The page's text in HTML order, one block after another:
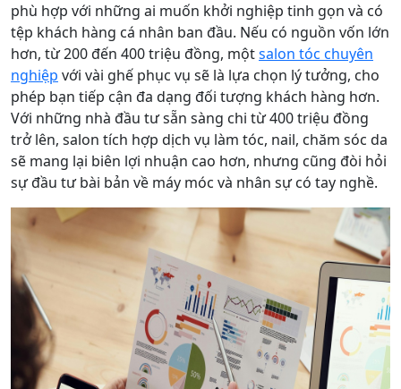
phù hợp với những ai muốn khởi nghiệp tinh gọn và có
tệp khách hàng cá nhân ban đầu. Nếu có nguồn vốn lớn
hơn, từ 200 đến 400 triệu đồng, mộtsalon tóc chuyên
nghiệp với vài ghế phục vụ sẽ là lựa chọn lý tưởng, cho
phép bạn tiếp cận đa dạng đối tượng khách hàng hơn.
Với những nhà đầu tư sẵn sàng chi từ 400 triệu đồng
trở lên, salon tích hợp dịch vụ làm tóc, nail, chăm sóc da
sẽ mang lại biên lợi nhuận cao hơn, nhưng cũng đòi hỏi
sự đầu tư bài bản về máy móc và nhân sự có tay nghề.